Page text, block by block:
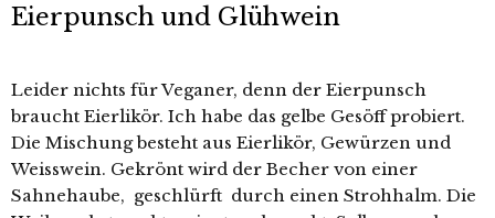
Eierpunsch und Glühwein
Leider nichts für Veganer, denn der Eierpunsch
braucht Eierlikör. Ich habe das gelbe Gesöff probiert.
Die Mischung besteht aus Eierlikör, Gewürzen und
Weisswein. Gekrönt wird der Becher von einer
Sahnehaube, geschlürft durch einen Strohhalm. Die